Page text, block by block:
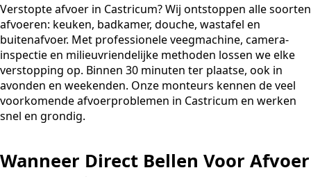
Verstopte afvoer in Castricum? Wij ontstoppen alle soorten
afvoeren: keuken, badkamer, douche, wastafel en
buitenafvoer. Met professionele veegmachine, camera-
inspectie en milieuvriendelijke methoden lossen we elke
verstopping op. Binnen 30 minuten ter plaatse, ook in
avonden en weekenden. Onze monteurs kennen de veel
voorkomende afvoerproblemen in Castricum en werken
snel en grondig.
Wanneer Direct Bellen Voor Afvoer